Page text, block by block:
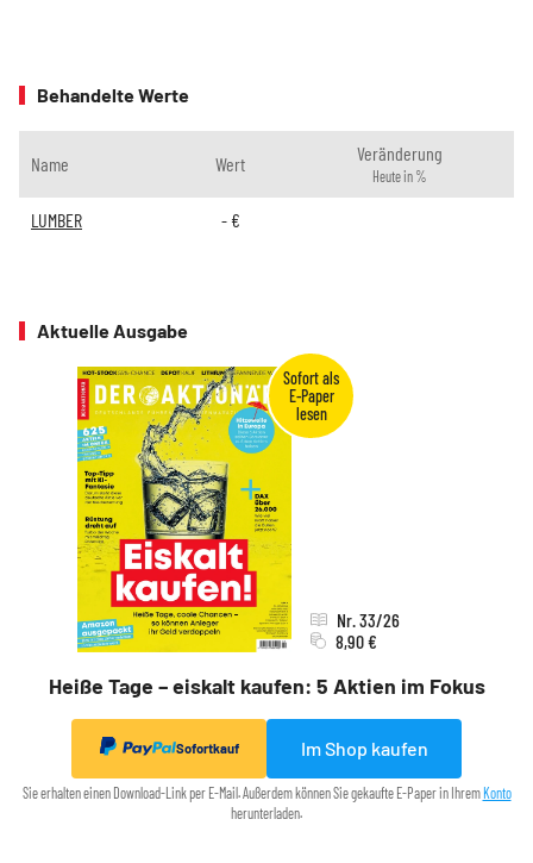
Behandelte Werte
Name Wert Veränderung
Heute in %
LUMBER -€
Aktuelle Ausgabe
Heiße Tage – eiskalt kaufen: 5 Aktien im Fokus
Nr. 33/26
8,90 €
Sofortkauf Im Shop kaufen
Sie erhalten einen Download-Link per E-Mail. Außerdem können Sie gekaufte E-Paper in Ihrem Konto
herunterladen.